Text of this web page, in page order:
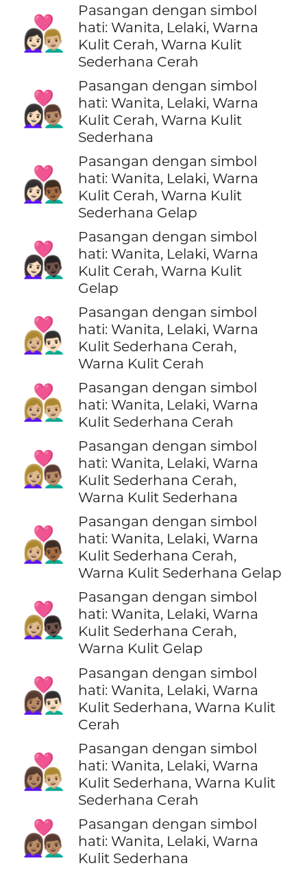
👩🏻‍❤️‍👨🏼
Pasangan dengan simbol
hati: Wanita, Lelaki, Warna
Kulit Cerah, Warna Kulit
Sederhana Cerah
👩🏻‍❤️‍👨🏽
Pasangan dengan simbol
hati: Wanita, Lelaki, Warna
Kulit Cerah, Warna Kulit
Sederhana
👩🏻‍❤️‍👨🏾
Pasangan dengan simbol
hati: Wanita, Lelaki, Warna
Kulit Cerah, Warna Kulit
Sederhana Gelap
👩🏻‍❤️‍👨🏿
Pasangan dengan simbol
hati: Wanita, Lelaki, Warna
Kulit Cerah, Warna Kulit
Gelap
👩🏼‍❤️‍👨🏻
Pasangan dengan simbol
hati: Wanita, Lelaki, Warna
Kulit Sederhana Cerah,
Warna Kulit Cerah
👩🏼‍❤️‍👨🏼
Pasangan dengan simbol
hati: Wanita, Lelaki, Warna
Kulit Sederhana Cerah
👩🏼‍❤️‍👨🏽
Pasangan dengan simbol
hati: Wanita, Lelaki, Warna
Kulit Sederhana Cerah,
Warna Kulit Sederhana
👩🏼‍❤️‍👨🏾
Pasangan dengan simbol
hati: Wanita, Lelaki, Warna
Kulit Sederhana Cerah,
Warna Kulit Sederhana Gelap
👩🏼‍❤️‍👨🏿
Pasangan dengan simbol
hati: Wanita, Lelaki, Warna
Kulit Sederhana Cerah,
Warna Kulit Gelap
👩🏽‍❤️‍👨🏻
Pasangan dengan simbol
hati: Wanita, Lelaki, Warna
Kulit Sederhana, Warna Kulit
Cerah
👩🏽‍❤️‍👨🏼
Pasangan dengan simbol
hati: Wanita, Lelaki, Warna
Kulit Sederhana, Warna Kulit
Sederhana Cerah
👩🏽‍❤️‍👨🏽
Pasangan dengan simbol
hati: Wanita, Lelaki, Warna
Kulit Sederhana